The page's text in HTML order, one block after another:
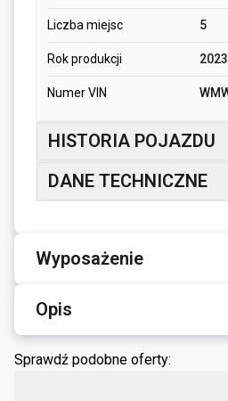
Liczba miejsc 5
Rok produkcji 2023
Numer VIN
HISTORIA POJAZDU
DANE TECHNICZNE
Wyposażenie
Opis
Sprawdź podobne oferty: